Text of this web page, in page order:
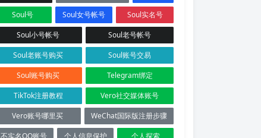
Soul号
Soul女号帐号
Soul实名号
Soul小号帐号
Soul老号帐号
Soul老账号购买
Soul账号交易
Soul账号购买
Telegram绑定
TikTok注册教程
Vero社交媒体账号
Vero账号哪里买
WeChat国际版注册步骤
不实名QQ账号
个人信息保护
个人探索